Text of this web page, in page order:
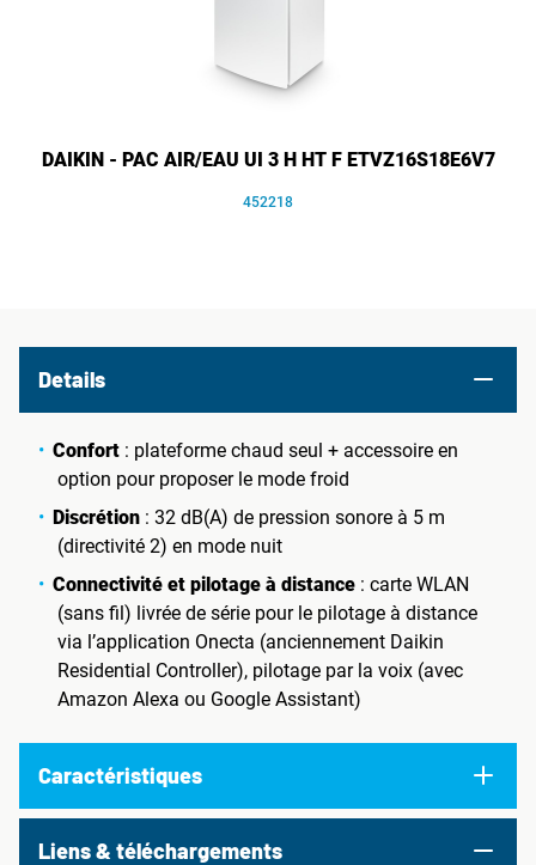
DAIKIN - PAC AIR/EAU UI 3 H HT F ETVZ16S18E6V7
452218
Details
Confort : plateforme chaud seul + accessoire en
option pour proposer le mode froid
Discrétion : 32 dB(A) de pression sonore à 5 m
(directivité 2) en mode nuit
Connectivité et pilotage à distance : carte WLAN
(sans fil) livrée de série pour le pilotage à distance
via l’application Onecta (anciennement Daikin
Residential Controller), pilotage par la voix (avec
Amazon Alexa ou Google Assistant)
Caractéristiques
Liens & téléchargements